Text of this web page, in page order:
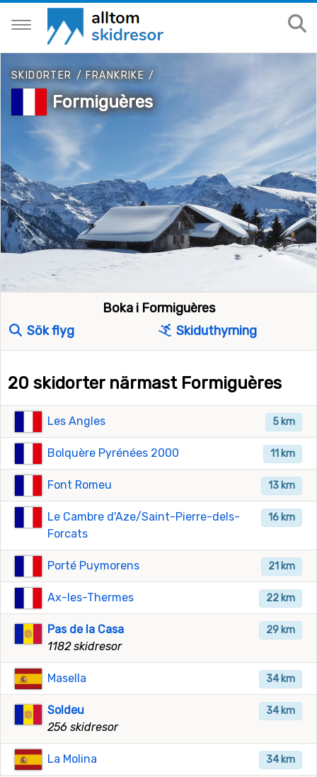
SKIDORTER /FRANKRIKE /
Formiguères
Boka i Formiguères
Sök flyg
Skiduthyrning
20 skidorter närmast Formiguères
5 km
Les Angles
11 km
Bolquère Pyrénées 2000
13 km
Font Romeu
16 km
Le Cambre d'Aze/Saint-Pierre-dels-
Forcats
21 km
Porté Puymorens
22 km
Ax-les-Thermes
29 km
Pas de la Casa
1182 skidresor
34 km
Masella
34 km
Soldeu
256 skidresor
34 km
La Molina